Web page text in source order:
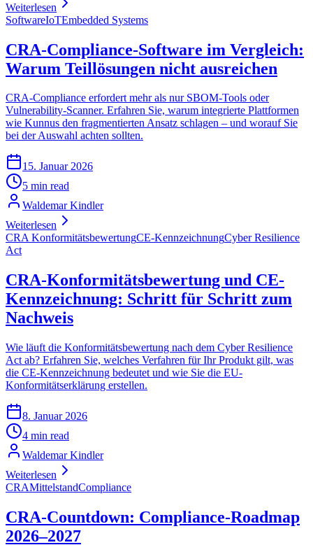
Weiterlesen
SoftwareIoTEmbedded Systems
CRA-Compliance-Software im Vergleich:
Warum Teillösungen nicht ausreichen
CRA-Compliance erfordert mehr als nur SBOM-Tools oder
Vulnerability-Scanner. Erfahren Sie, warum integrierte Plattformen
wie Kunnus den fragmentierten Ansatz schlagen – und worauf Sie
bei der Auswahl achten sollten.
15. Januar 2026
5 min read
Waldemar Kindler
Weiterlesen
CRA KonformitätsbewertungCE-KennzeichnungCyber Resilience
Act
CRA-Konformitätsbewertung und CE-
Kennzeichnung: Schritt für Schritt zum
Nachweis
Wie läuft die Konformitätsbewertung nach dem Cyber Resilience
Act ab? Erfahren Sie, welches Verfahren für Ihr Produkt gilt, was
die CE-Kennzeichnung bedeutet und wie Sie die EU-
Konformitätserklärung erstellen.
8. Januar 2026
4 min read
Waldemar Kindler
Weiterlesen
CRAMittelstandCompliance
CRA-Countdown: Compliance-Roadmap
2026–2027